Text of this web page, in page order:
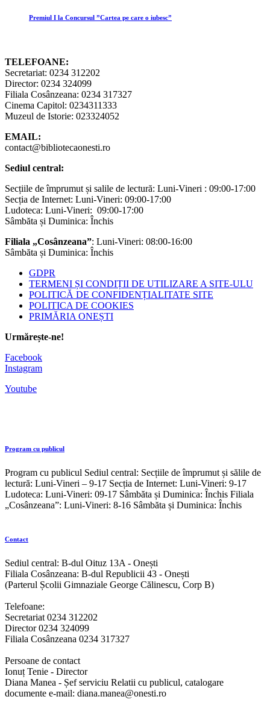
Premiul I la Concursul ”Cartea pe care o iubesc”
TELEFOANE:
Secretariat: 0234 312202
Director: 0234 324099
Filiala Cosânzeana: 0234 317327
Cinema Capitol: 0234311333
Muzeul de Istorie: 023324052
EMAIL:
contact@bibliotecaonesti.ro
Sediul central:
Secțiile de împrumut și salile de lectură: Luni-Vineri : 09:00-17:00
Secția de Internet: Luni-Vineri: 09:00-17:00
Ludoteca: Luni-Vineri: 09:00-17:00
Sâmbăta și Duminica: Închis
Filiala „Cosânzeana”: Luni-Vineri: 08:00-16:00
Sâmbăta și Duminica: Închis
GDPR
TERMENI ȘI CONDIȚII DE UTILIZARE A SITE-ULU
POLITICĂ DE CONFIDENȚIALITATE SITE
POLITICA DE COOKIES
PRIMĂRIA ONEȘTI
Urmărește-ne!
Facebook
Instagram
Youtube
Program cu publicul
Program cu publicul Sediul central: Secțiile de împrumut și sălile de
lectură: Luni-Vineri – 9-17 Secția de Internet: Luni-Vineri: 9-17
Ludoteca: Luni-Vineri: 09-17 Sâmbăta și Duminica: Închis Filiala
„Cosânzeana”: Luni-Vineri: 8-16 Sâmbăta și Duminica: Închis
Contact
Sediul central: B-dul Oituz 13A - Onești
Filiala Cosânzeana: B-dul Republicii 43 - Onești
(Parterul Școlii Gimnaziale George Călinescu, Corp B)
Telefoane:
Secretariat 0234 312202
Director 0234 324099
Filiala Cosânzeana 0234 317327
Persoane de contact
Ionuț Tenie - Director
Diana Manea - Șef serviciu Relatii cu publicul, catalogare
documente e-mail: diana.manea@onesti.ro